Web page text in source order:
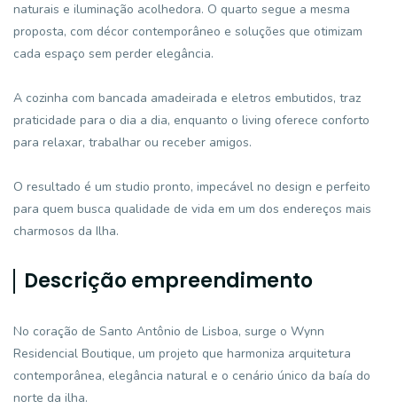
naturais e iluminação acolhedora. O quarto segue a mesma
proposta, com décor contemporâneo e soluções que otimizam
cada espaço sem perder elegância.
A cozinha com bancada amadeirada e eletros embutidos, traz
praticidade para o dia a dia, enquanto o living oferece conforto
para relaxar, trabalhar ou receber amigos.
O resultado é um studio pronto, impecável no design e perfeito
para quem busca qualidade de vida em um dos endereços mais
charmosos da Ilha.
Descrição empreendimento
No coração de Santo Antônio de Lisboa, surge o Wynn
Residencial Boutique, um projeto que harmoniza arquitetura
contemporânea, elegância natural e o cenário único da baía do
norte da ilha.